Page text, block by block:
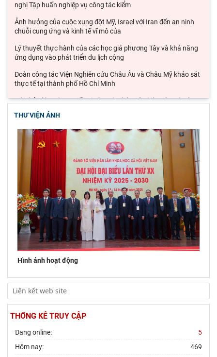
nghị Tập huấn nghiệp vụ công tác kiểm
Ảnh hưởng của cuộc xung đột Mỹ, Israel với Iran đến an ninh
chuỗi cung ứng và kinh tế vĩ mô của
Lý thuyết thực hành của các học giả phương Tây và khả năng
ứng dụng vào phát triển du lịch cộng
Đoàn công tác Viện Nghiên cứu Châu Âu và Châu Mỹ khảo sát
thực tế tại thành phố Hồ Chí Minh
Hội thảo khoa học quốc gia “Danh nhân văn hóa Lê Quý Đôn -
Di sản và giá trị thời đại”
nghiên cứu, học tập, quán triệt và triển
Hội thảo quốc tế "Không gian phát triển Việt Nam trong kỷ
nguyên mới: Định hướng chiến lược và lựa
THƯ VIỆN ẢNH
Hình ảnh hoạt động
THỐNG KÊ TRUY CẬP
Đang online:
5
Hôm nay:
469